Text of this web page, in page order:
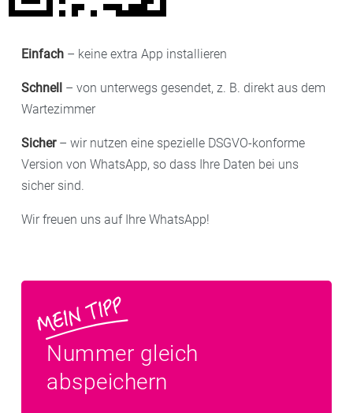
Einfach – keine extra App installieren
Schnell – von unterwegs gesendet, z. B. direkt aus dem
Wartezimmer
Sicher– wir nutzen eine spezielle DSGVO-konforme
Version von WhatsApp, so dass Ihre Daten bei uns
sicher sind.
Wir freuen uns auf Ihre WhatsApp!
Nummer gleich
abspeichern